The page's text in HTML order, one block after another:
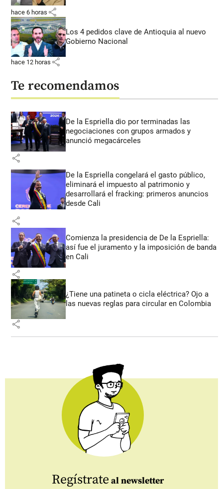
hace 6 horas share
Los 4 pedidos clave de Antioquia al nuevo
Gobierno Nacional
hace 12 horas share
Te recomendamos
De la Espriella dio por terminadas las
negociaciones con grupos armados y
anunció megacárceles
share
De la Espriella congelará el gasto público,
eliminará el impuesto al patrimonio y
desarrollará el fracking: primeros anuncios
desde Cali
share
Comienza la presidencia de De la Espriella:
así fue el juramento y la imposición de banda
en Cali
share
¿Tiene una patineta o cicla eléctrica? Ojo a
las nuevas reglas para circular en Colombia
share
Regístrate al newsletter